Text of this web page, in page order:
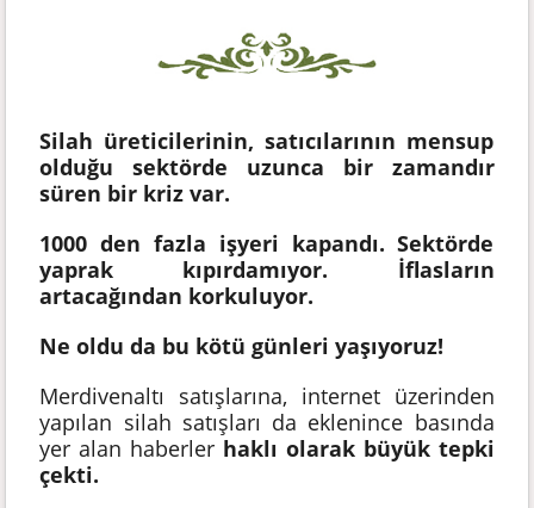
Silah üreticilerinin, satıcılarının mensup
olduğu sektörde uzunca bir zamandır
süren bir kriz var.
1000 den fazla işyeri kapandı. Sektörde
yaprak kıpırdamıyor. İflasların
artacağından korkuluyor.
Ne oldu da bu kötü günleri yaşıyoruz!
Merdivenaltı satışlarına, internet üzerinden
yapılan silah satışları da eklenince basında
yer alan haberler haklı olarak büyük tepki
çekti.